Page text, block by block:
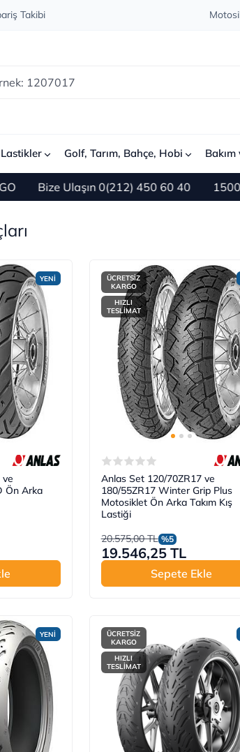
Takibi
Golf, Tarım, Bahçe, Hobi
Ulaşın 0(212) 450 60 40 1500 TL ve
YENİ
ve
Ön Arka
ÜCRETSİZ
KARGO
HIZLI
TESLİMAT
Anlas Set 120/70ZR17 ve
180/55ZR17 Winter Grip Plus
Motosiklet Ön Arka Takım Kış
Lastiği
20.575,00 TL %5
19.546,25 TL
Sepete Ekle
YENİ
ÜCRETSİZ
KARGO
HIZLI
TESLİMAT